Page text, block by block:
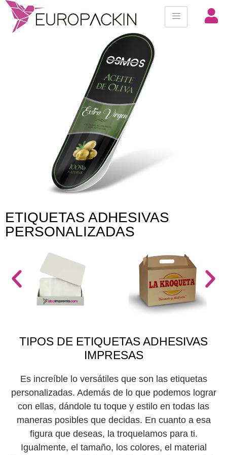
ETIQUETAS ADHESIVAS
PERSONALIZADAS
TIPOS DE ETIQUETAS ADHESIVAS
IMPRESAS
Es increíble lo versátiles que son las etiquetas
personalizadas. Además de lo que podemos lograr
con ellas, dándole tu toque y estilo en todas las
maneras posibles que decidas. En cuanto a esa
figura que deseas, la troquelamos para ti.
Igualmente, el tamaño, los colores, el material